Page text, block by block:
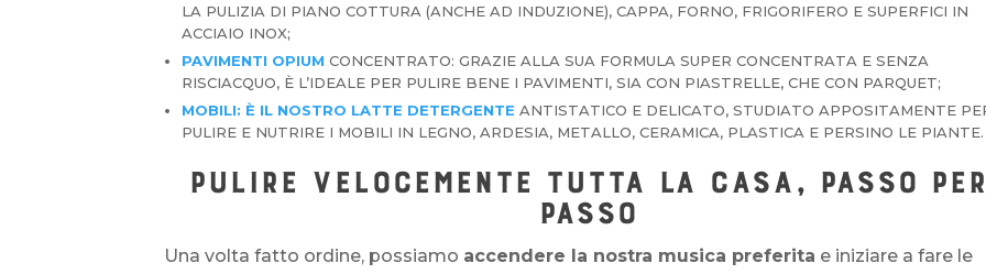
LA PULIZIA DI PIANO COTTURA (ANCHE AD INDUZIONE), CAPPA, FORNO, FRIGORIFERO E SUPERFICI IN
ACCIAIO INOX;
PAVIMENTI OPIUM CONCENTRATO: GRAZIE ALLA SUA FORMULA SUPER CONCENTRATA E SENZA
RISCIACQUO, È L’IDEALE PER PULIRE BENE I PAVIMENTI, SIA CON PIASTRELLE, CHE CON PARQUET;
MOBILI: È IL NOSTRO LATTE DETERGENTE ANTISTATICO E DELICATO, STUDIATO APPOSITAMENTE
PULIRE E NUTRIRE I MOBILI IN LEGNO, ARDESIA, METALLO, CERAMICA, PLASTICA E PERSINO LE PIANTE.
PULIRE VELOCEMENTE TUTTA LA CASA, PASSO PER
PASSO
Una volta fatto ordine, possiamo accendere la nostra musica preferita e iniziare a fare le